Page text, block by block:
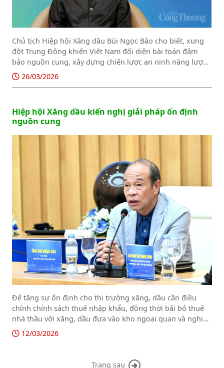
Chủ tịch Hiệp hội Xăng dầu Bùi Ngọc Bảo cho biết, xung
đột Trung Đông khiến Việt Nam đối diện bài toán đảm
bảo nguồn cung, xây dựng chiến lược an ninh năng lượng
dài hạn.
26/03/2026
Hiệp hội Xăng dầu kiến nghị giải pháp ổn định
nguồn cung
Để tăng sự ổn định cho thị trường xăng, dầu cần điều
chỉnh chính sách thuế nhập khẩu, đồng thời bãi bỏ thuế
nhà thầu với xăng, dầu đưa vào kho ngoại quan và nghiên
cứu cơ chế dự trữ linh hoạt nhằm nâng cao khả năng ứng
phó với biến động.
12/03/2026
Trang sau